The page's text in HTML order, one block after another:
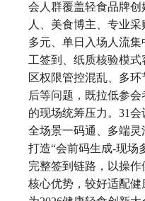
会人群覆盖轻食品牌
人、美食博主、专业
多元、单日入场人流
工签到、纸质核验模
区权限管控混乱、多
后等问题，既拉低参
的现场统筹压力。31
全场景一码通、多端灵
打造“会前码生成-现场
完整签到链路，以操
核心优势，较好适配